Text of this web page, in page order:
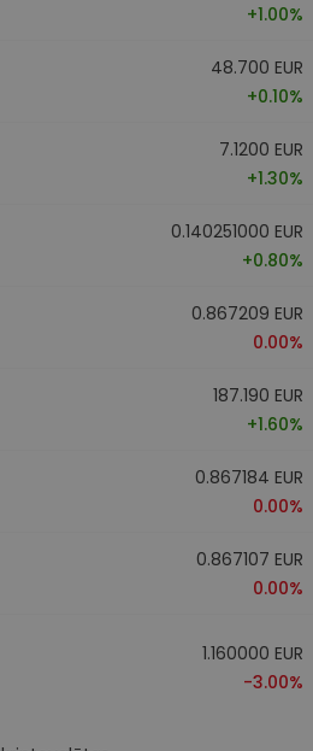
+1.00%
48.700 EUR
+0.10%
7.1200 EUR
+1.30%
0.140251000 EUR
+0.80%
0.867209 EUR
0.00%
187.190 EUR
+1.60%
0.867184 EUR
0.00%
0.867107 EUR
0.00%
1.160000 EUR
-3.00%